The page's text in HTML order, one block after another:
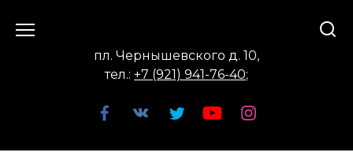
пл. Чернышевского д. 10,
тел.: +7 (921) 941-76-40;